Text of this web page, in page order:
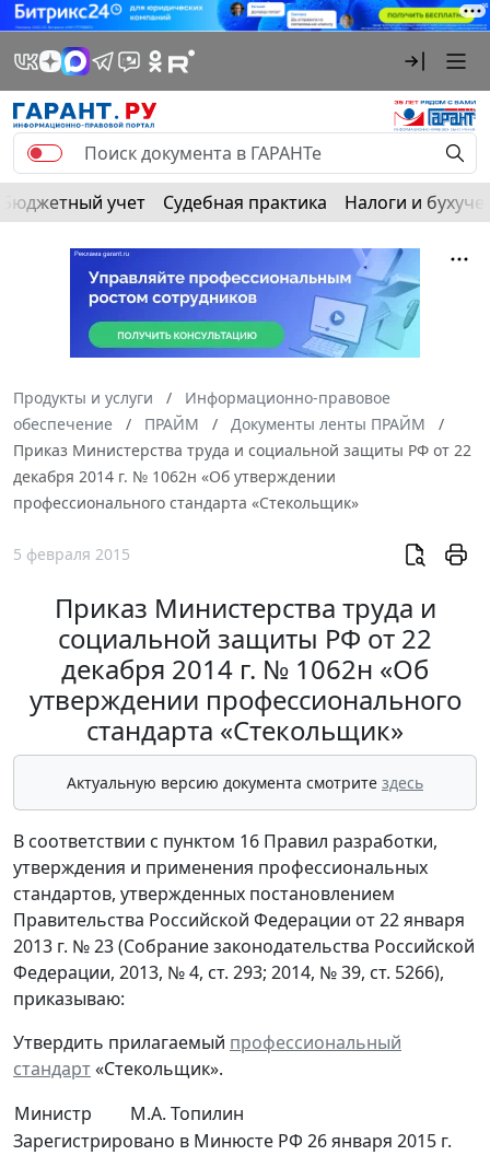
Бюджетный учет Судебная практика Налоги и
Продукты и услуги
Информационно-правовое
обеспечение
ПРАЙМ
Документы ленты ПРАЙМ
Приказ Министерства труда и социальной защиты РФ от 22
декабря 2014 г. № 1062н «Об утверждении
профессионального стандарта «Стекольщик»
5 февраля 2015
Приказ Министерства труда и
социальной защиты РФ от 22
декабря 2014 г. № 1062н «Об
утверждении профессионального
стандарта «Стекольщик»
Актуальную версию документа смотрите здесь
В соответствии с пунктом 16 Правил разработки,
утверждения и применения профессиональных
стандартов, утвержденных постановлением
Правительства Российской Федерации от 22 января
2013 г. № 23 (Собрание законодательства Российской
Федерации, 2013, № 4, ст. 293; 2014, № 39, ст. 5266),
приказываю:
Утвердить прилагаемый профессиональный
стандарт«Стекольщик».
Министр
М.А. Топилин
Зарегистрировано в Минюсте РФ 26 января 2015 г.